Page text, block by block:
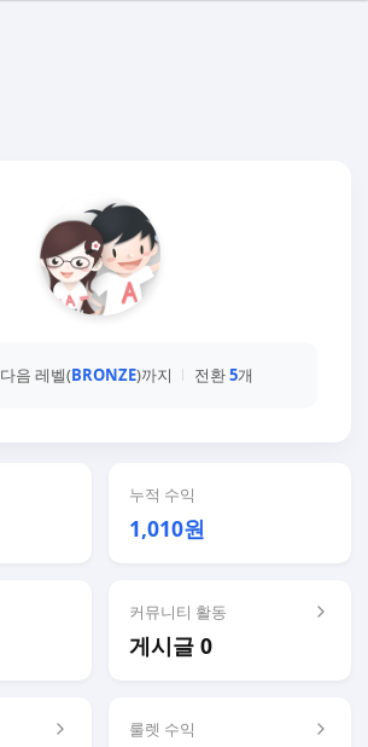
다음 레벨(BRONZE)까지 전환5개
누적 수익
1,010원
커뮤니티 활동
게시글 0
룰렛 수익